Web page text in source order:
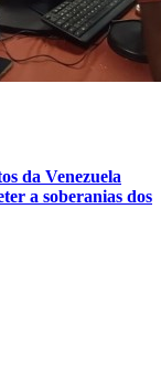
da Venezuela
a soberanias dos